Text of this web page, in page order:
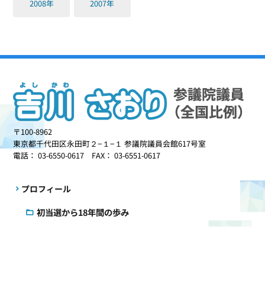
2008年 2007年
〒100-8962
東京都千代田区永田町２−１−１ 参議院議員会館617号室
電話： 03-6550-0617 FAX： 03-6551-0617
プロフィール
初当選から18年間の歩み